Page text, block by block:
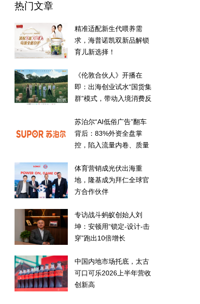
热门文章
精准适配新生代喂养需
求，海普诺凯双新品解锁
育儿新选择！
《伦敦合伙人》开播在
即：出海创业试水“国货集
群”模式，带动入境消费反
苏泊尔“AI低俗广告”翻车
背后：83%外资全盘掌
控，陷入流量内卷、质量
体育营销成光伏出海重
地，隆基成为拜仁全球官
方合作伙伴
专访战斗蚂蚁创始人刘
坤：安顿用“锁定-设计-击
穿”跑出10倍增长
中国内地市场托底，太古
可口可乐2026上半年营收
创新高